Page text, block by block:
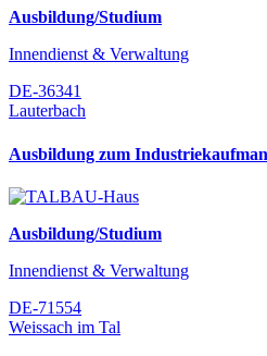
Ausbildung/Studium
Innendienst & Verwaltung
DE-36341
Lauterbach
Ausbildung zum
Ausbildung/Studium
Innendienst & Verwaltung
DE-71554
Weissach im Tal